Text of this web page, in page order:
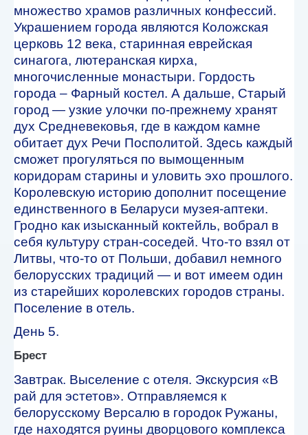
множество храмов различных конфессий.
Украшением города являются Коложская
церковь 12 века, старинная еврейская
синагога, лютеранская кирха,
многочисленные монастыри. Гордость
города – Фарный костел. А дальше, Старый
город — узкие улочки по-прежнему хранят
дух Средневековья, где в каждом камне
обитает дух Речи Посполитой. Здесь каждый
сможет прогуляться по вымощенным
коридорам старины и уловить эхо прошлого.
Королевскую историю дополнит посещение
единственного в Беларуси музея-аптеки.
Гродно как изысканный коктейль, вобрал в
себя культуру стран-соседей. Что-то взял от
Литвы, что-то от Польши, добавил немного
белорусских традиций — и вот имеем один
из старейших королевских городов страны.
Поселение в отель.
День 5.
Брест
Завтрак. Выселение с отеля. Экскурсия «В
рай для эстетов». Отправляемся к
белорусскому Версалю в городок Ружаны,
где находятся руины дворцового комплекса